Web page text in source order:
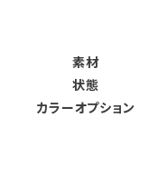
素材
状態
カラーオプション